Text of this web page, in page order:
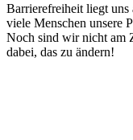
Barrierefreiheit liegt uns
viele Menschen unsere
Noch sind wir nicht am
dabei, das zu ändern!